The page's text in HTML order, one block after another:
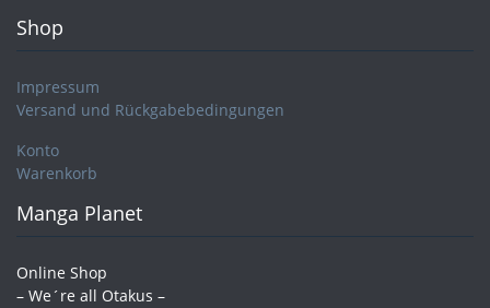
Shop
Impressum
Versand und Rückgabebedingungen
Konto
Warenkorb
Manga Planet
Online Shop
– We´re all Otakus –